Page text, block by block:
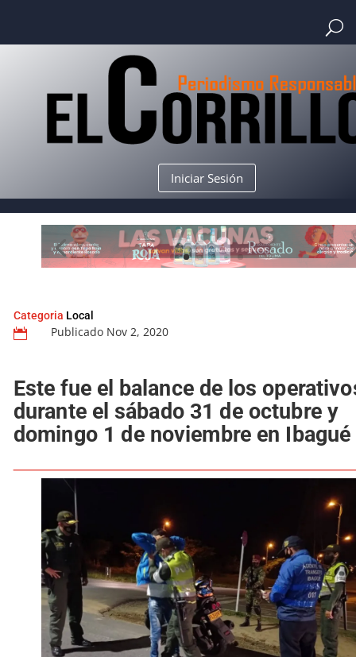
Iniciar Sesión
 Publicado Nov 2, 2020
Este fue el balance de los
durante el sábado 31 de octubre y
domingo 1 de noviembre en Ibagué